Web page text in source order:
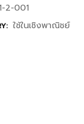
2-001
ใช้ในเชิงพาณิชย์